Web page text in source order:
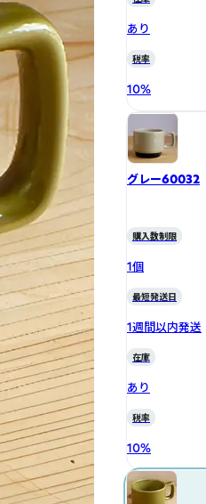
あり
税率
10%
グレー60032
購入数制限
1個
最短発送日
1週間以内発送
在庫
あり
税率
10%